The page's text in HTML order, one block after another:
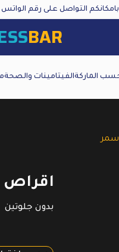
بامكانكم التواصل على رقم
BAR
الماركةالفيتامينات والصحة
اقراص
بدون جلوتين